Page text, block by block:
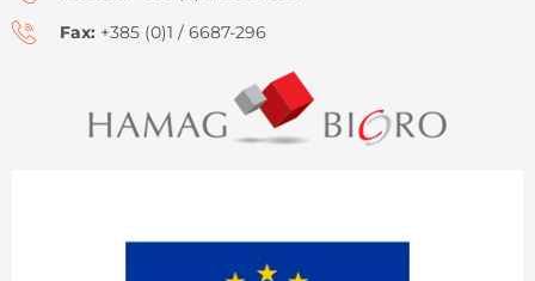
Fax: +385 (0)1 / 6687-296